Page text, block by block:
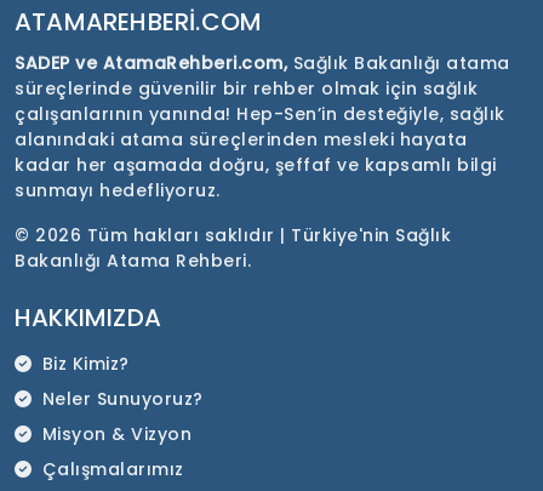
ATAMAREHBERI.COM
SADEP ve AtamaRehberi.com, Sağlık Bakanlığı atama
süreçlerinde güvenilir bir rehber olmak için sağlık
çalışanlarının yanında! Hep-Sen’in desteğiyle, sağlık
alanındaki atama süreçlerinden mesleki hayata
kadar her aşamada doğru, şeffaf ve kapsamlı bilgi
sunmayı hedefliyoruz.
© 2026 Tüm hakları saklıdır | Türkiye'nin Sağlık
Bakanlığı Atama Rehberi.
HAKKIMIZDA
Biz Kimiz?
Neler Sunuyoruz?
Misyon & Vizyon
Çalışmalarımız